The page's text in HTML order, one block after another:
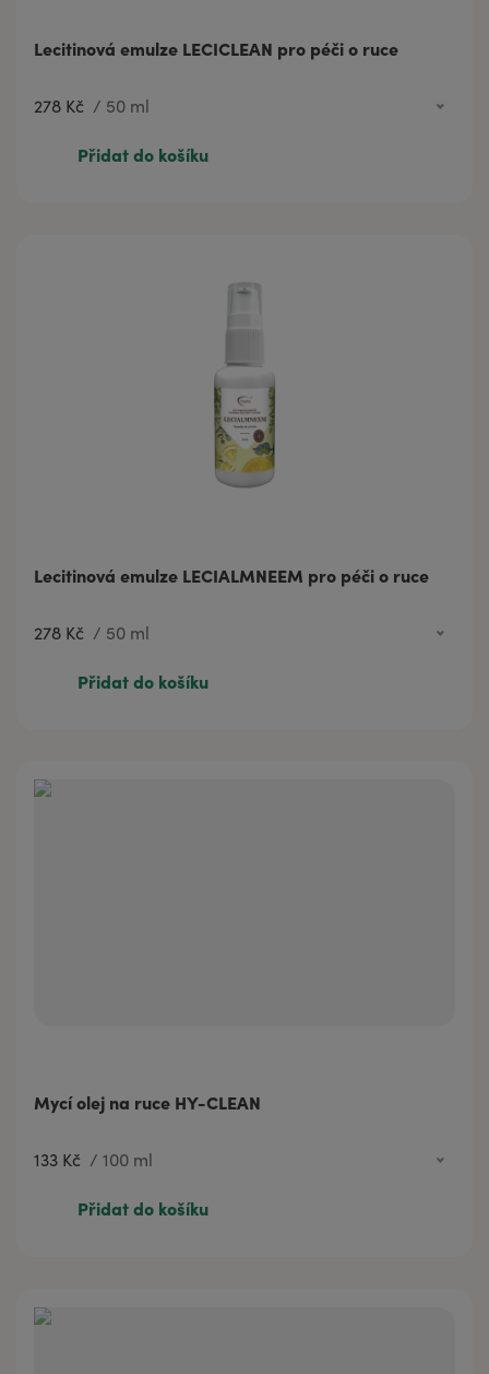
Lecitinová emulze LECICLEAN pro péči o ruce
278 Kč / 50 ml
1 261 Kč
500 ml
Přidat do košíku
Lecitinová emulze LECIALMNEEM pro péči o ruce
278 Kč / 50 ml
1 261 Kč
500 ml
Přidat do košíku
Mycí olej na ruce HY-CLEAN
133 Kč / 100 ml
454 Kč
500 ml
Přidat do košíku